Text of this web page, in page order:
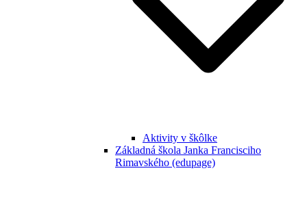
Aktivity v škôlke
Základná škola Janka Francisciho
Rimavského (edupage)